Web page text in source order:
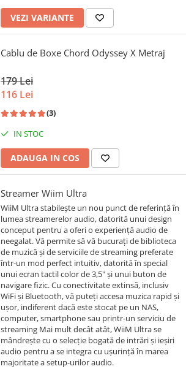
VEZI VARIANTE
Cablu de Boxe Chord Odyssey X Metraj
179 Lei
116 Lei
(3)
IN STOC
ADAUGA IN COS
Streamer Wiim Ultra
WiiM Ultra stabilește un nou punct de referință în
lumea streamerelor audio, datorită unui design
conceput pentru a oferi o experiență audio de
neegalat. Vă permite să vă bucurați de biblioteca
de muzică și de serviciile de streaming preferate
într-un mod perfect intuitiv, datorită în special
unui ecran tactil color de 3,5" și unui buton de
navigare fizic. Cu conectivitate extinsă, inclusiv
WiFi și Bluetooth, vă puteți accesa muzica rapid și
ușor, indiferent dacă este stocat pe un NAS,
computer, smartphone sau printr-un serviciu de
streaming Mai mult decât atât, WiiM Ultra se
mândrește cu o selecție bogată de intrări și ieșiri
audio pentru a se integra cu ușurință în marea
majoritate a setup-urilor audio.